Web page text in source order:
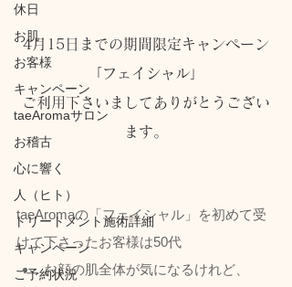
休日
お肌
お客様
キャンペーン
taeAromaサロン
お稽古
心に響く
人（ヒト）
トリートメント施術詳細
キャンペーン
ご予約状況
4月15日までの期間限定キャンペーン
「フェイシャル」
ご利用下さいましてありがとうござい
ます。
taeAromaの「フェイシャル」を初めて受
けて下さったお客様は50代
お顔の肌全体が気になるけれど、